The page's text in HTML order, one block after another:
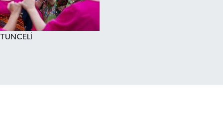
TUNCELİ